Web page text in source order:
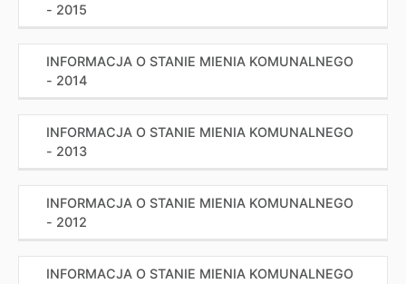
- 2015
INFORMACJA O STANIE MIENIA KOMUNALNEGO
- 2014
INFORMACJA O STANIE MIENIA KOMUNALNEGO
- 2013
INFORMACJA O STANIE MIENIA KOMUNALNEGO
- 2012
INFORMACJA O STANIE MIENIA KOMUNALNEGO